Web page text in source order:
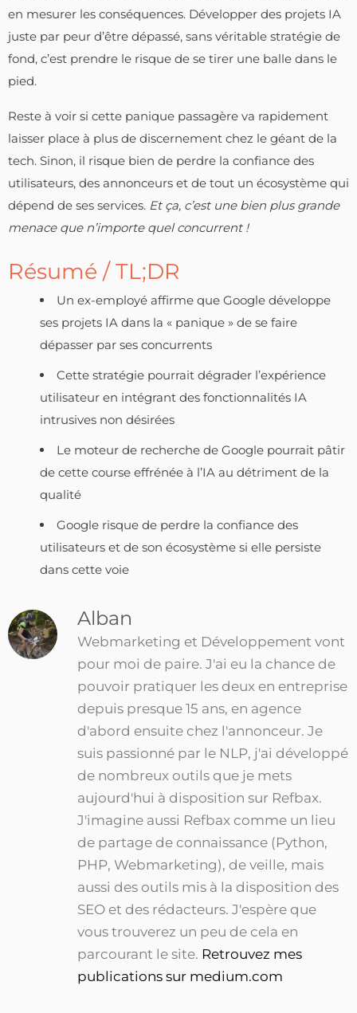
en mesurer les conséquences. Développer des projets IA
juste par peur d’être dépassé, sans véritable stratégie de
fond, c’est prendre le risque de se tirer une balle dans le
pied.
Reste à voir si cette panique passagère va rapidement
laisser place à plus de discernement chez le géant de la
tech. Sinon, il risque bien de perdre la confiance des
utilisateurs, des annonceurs et de tout un écosystème qui
dépend de ses services. Et ça, c’est une bien plus grande
menace que n’importe quel concurrent !
Résumé / TL;DR
Un ex-employé affirme que Google développe
ses projets IA dans la « panique » de se faire
dépasser par ses concurrents
Cette stratégie pourrait dégrader l’expérience
utilisateur en intégrant des fonctionnalités IA
intrusives non désirées
Le moteur de recherche de Google pourrait pâtir
de cette course effrénée à l’IA au détriment de la
qualité
Google risque de perdre la confiance des
utilisateurs et de son écosystème si elle persiste
dans cette voie
Alban
Webmarketing et Développement vont
pour moi de paire. J'ai eu la chance de
pouvoir pratiquer les deux en entreprise
depuis presque 15 ans, en agence
d'abord ensuite chez l'annonceur. Je
suis passionné par le NLP, j'ai développé
de nombreux outils que je mets
aujourd'hui à disposition sur Refbax.
J'imagine aussi Refbax comme un lieu
de partage de connaissance (Python,
PHP, Webmarketing), de veille, mais
aussi des outils mis à la disposition des
SEO et des rédacteurs. J'espère que
vous trouverez un peu de cela en
parcourant le site. Retrouvez mes
publications sur medium.com